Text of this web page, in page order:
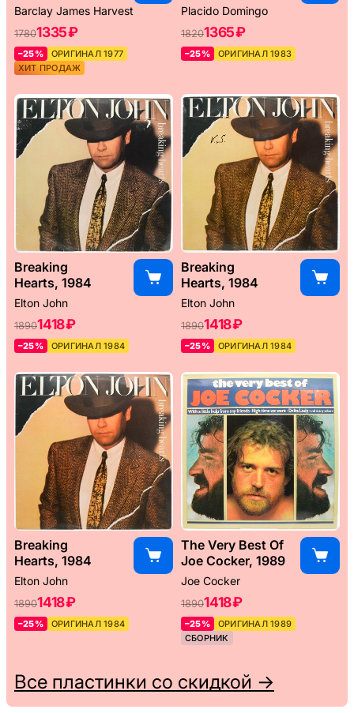
Barclay James Harvest
17801335 ₽
–25%
ОРИГИНАЛ 1977
ХИТ ПРОДАЖ
Placido Domingo
18201365 ₽
–25% ОРИГИНАЛ 1983
Breaking
Hearts, 1984
Elton John
18901418 ₽
–25% ОРИГИНАЛ 1984
Breaking
Hearts, 1984
Elton John
18901418 ₽
–25% ОРИГИНАЛ 1984
Breaking
Hearts, 1984
Elton John
18901418 ₽
–25% ОРИГИНАЛ 1984
The Very Best Of
Joe Cocker, 1989
Joe Cocker
18901418 ₽
–25%
ОРИГИНАЛ 1989
СБОРНИК
Все пластинки со скидкой →